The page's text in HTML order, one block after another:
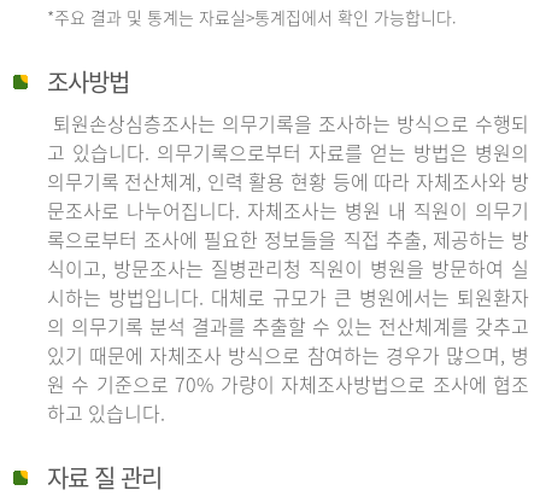
*주요 결과 및 통계는 자료실>통계집에서 확인 가능합니다.
조사방법
퇴원손상심층조사는 의무기록을 조사하는 방식으로 수행되
고 있습니다. 의무기록으로부터 자료를 얻는 방법은 병원의
의무기록 전산체계, 인력 활용 현황 등에 따라 자체조사와 방
문조사로 나누어집니다. 자체조사는 병원 내 직원이 의무기
록으로부터 조사에 필요한 정보들을 직접 추출, 제공하는 방
식이고, 방문조사는 질병관리청 직원이 병원을 방문하여 실
시하는 방법입니다. 대체로 규모가 큰 병원에서는 퇴원환자
의 의무기록 분석 결과를 추출할 수 있는 전산체계를 갖추고
있기 때문에 자체조사 방식으로 참여하는 경우가 많으며, 병
원 수 기준으로 70% 가량이 자체조사방법으로 조사에 협조
하고 있습니다.
자료 질 관리